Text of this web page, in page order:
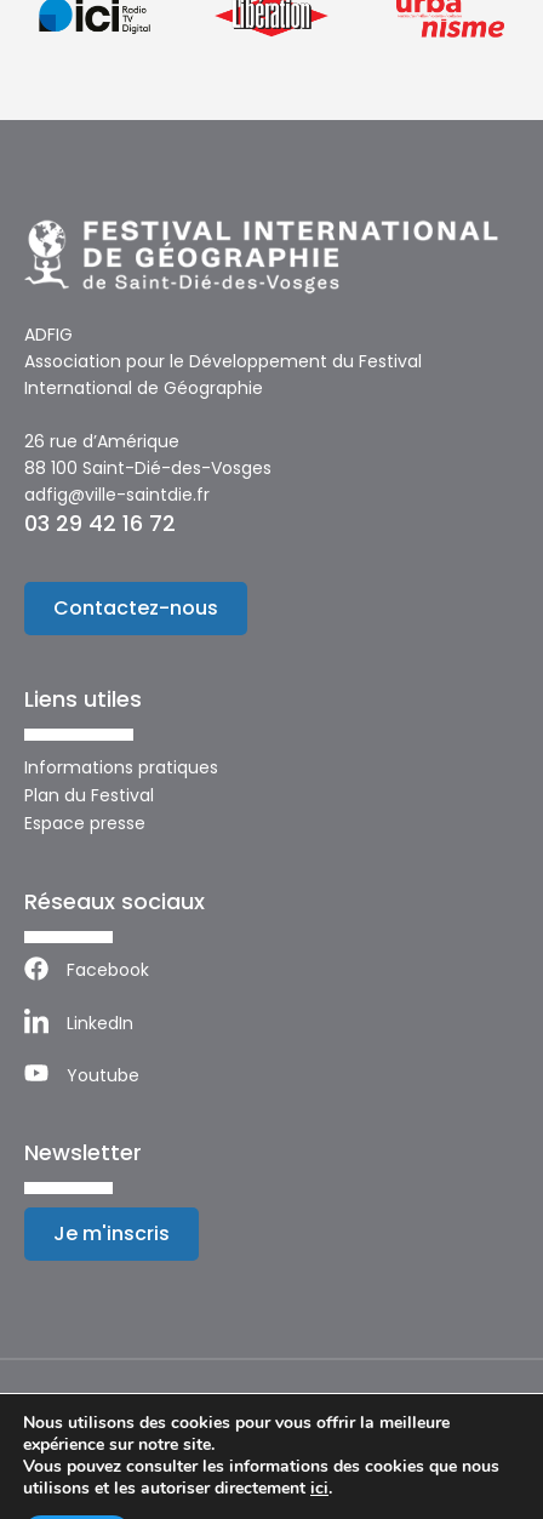
ADFIG
Association pour le Développement du Festival
International de Géographie
26 rue d’Amérique
88 100 Saint-Dié-des-Vosges
adfig@ville-saintdie.fr
03 29 42 16 72
Contactez-nous
Liens utiles
Informations pratiques
Plan du Festival
Espace presse
Réseaux sociaux
Facebook
LinkedIn
Youtube
Newsletter
Je m'inscris
© Copyright 2024 – Festival International de Géographie
Mentions légales
Nous utilisons des cookies pour vous offrir la meilleure
expérience sur notre site.
Vous pouvez consulter les informations des cookies que nous
utilisons et les autoriser directement ici.